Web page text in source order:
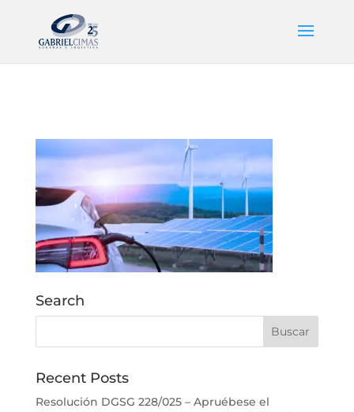
Search
Recent Posts
Resolución DGSG 228/025 – Apruébese el